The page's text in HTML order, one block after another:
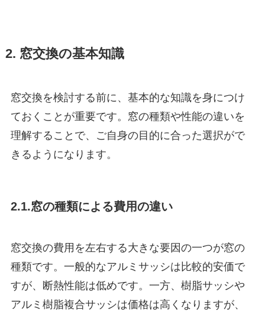
2. 窓交換の基本知識
窓交換を検討する前に、基本的な知識を身につけ
ておくことが重要です。窓の種類や性能の違いを
理解することで、ご自身の目的に合った選択がで
きるようになります。
2.1.窓の種類による費用の違い
窓交換の費用を左右する大きな要因の一つが窓の
種類です。一般的なアルミサッシは比較的安価で
すが、断熱性能は低めです。一方、樹脂サッシや
アルミ樹脂複合サッシは価格は高くなりますが、